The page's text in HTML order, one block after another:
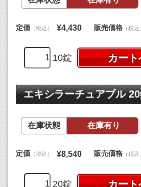
定価 （税込） ¥4,430 販売価格 （税込
10錠
エキシラーチュアブル
在庫状態 在庫有り
定価 （税込） ¥8,540 販売価格 （税込
20錠